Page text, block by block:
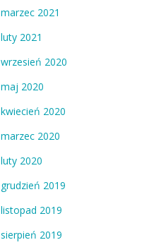
marzec 2021
luty 2021
wrzesień 2020
maj 2020
kwiecień 2020
marzec 2020
luty 2020
grudzień 2019
listopad 2019
sierpień 2019